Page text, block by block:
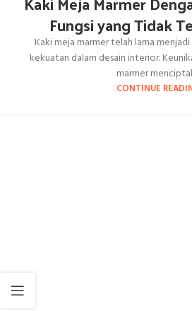
Fungsi yang Tidak
Kaki meja marmer telah lama
kekuatan dalam desain interior.
marmer
CONTINUE